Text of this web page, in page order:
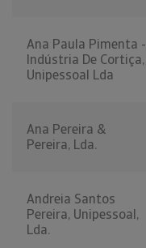
Ana Paula Pimenta -
Indústria De Cortiça,
Unipessoal Lda
Ana Pereira &
Pereira, Lda.
Andreia Santos
Pereira, Unipessoal,
Lda.